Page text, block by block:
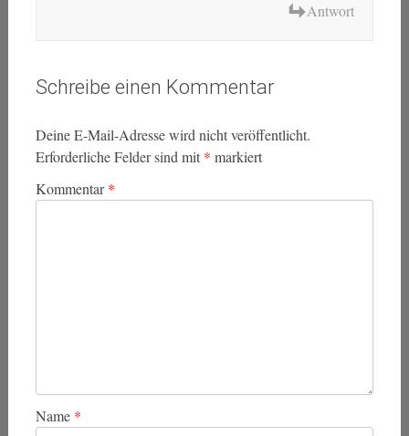
Antwort
Schreibe einen Kommentar
Deine E-Mail-Adresse wird nicht veröffentlicht.
Erforderliche Felder sind mit * markiert
Kommentar*
Name *